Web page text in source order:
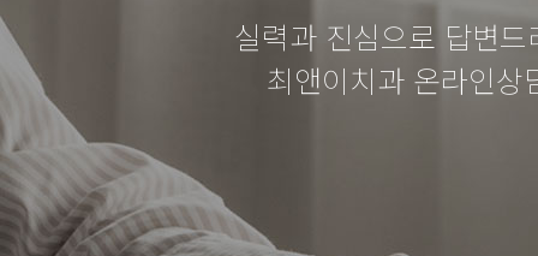
실력과 진심으로 답변드
최앤이치과 온라인상